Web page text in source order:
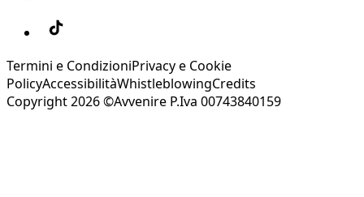
Termini e CondizioniPrivacy e Cookie
PolicyAccessibilitàWhistleblowingCredits
Copyright 2026 ©Avvenire P.Iva 00743840159